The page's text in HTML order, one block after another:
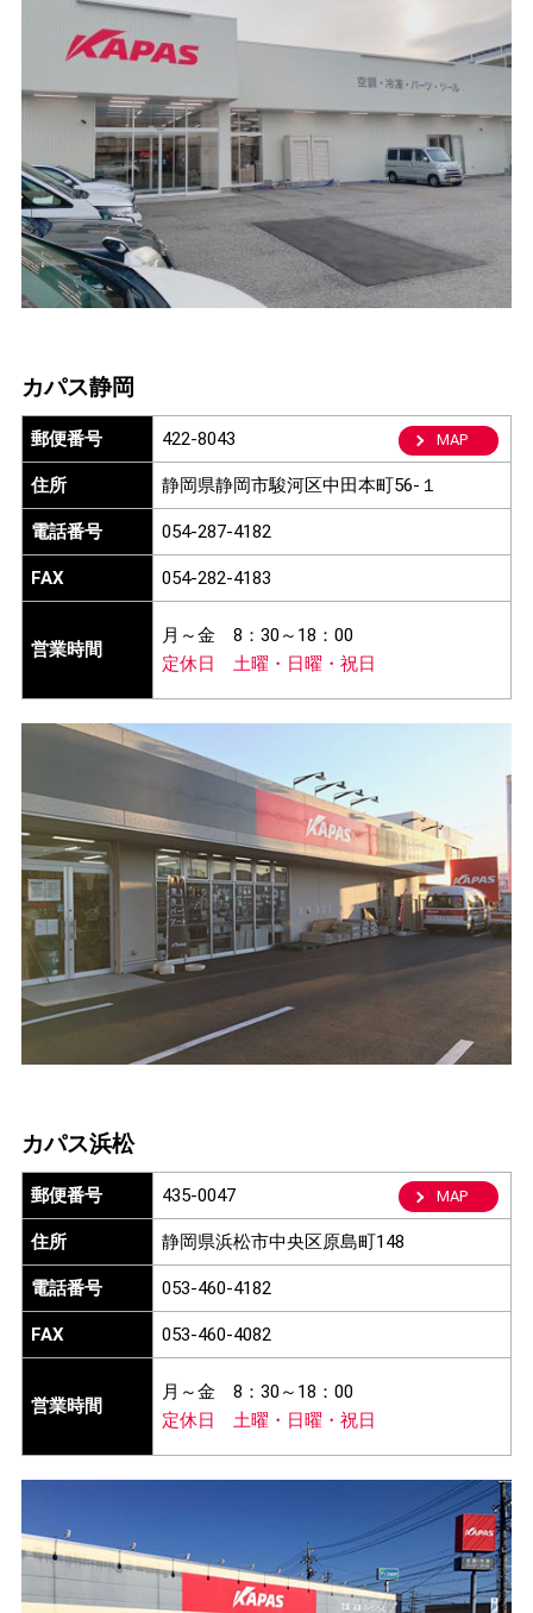
カパス静岡
郵便番号 422-8043 MAP
住所 静岡県静岡市駿河区中田本町56-１
電話番号 054-287-4182
FAX 054-282-4183
営業時間
月～金
8：30～18：00
定休日
土曜・日曜・祝日
カパス浜松
郵便番号 435-0047 MAP
住所 静岡県浜松市中央区原島町148
電話番号 053-460-4182
FAX 053-460-4082
営業時間
月～金
8：30～18：00
定休日
土曜・日曜・祝日